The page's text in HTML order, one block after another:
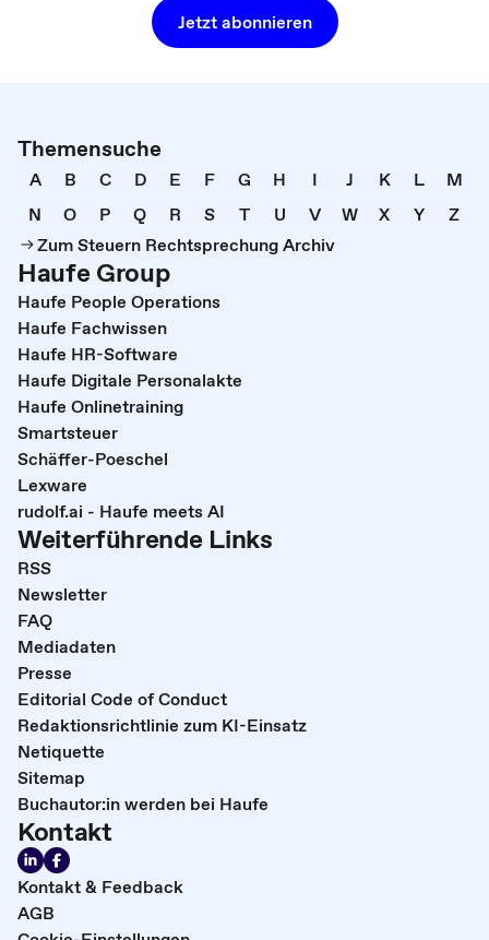
Jetzt abonnieren
Themensuche
A B C D E F G H I J K L
M
N
O P Q R S T U V W X Y
Z
Zum Steuern Rechtsprechung Archiv
Haufe Group
Haufe People Operations
Haufe Fachwissen
Haufe HR-Software
Haufe Digitale Personalakte
Haufe Onlinetraining
Smartsteuer
Schäffer-Poeschel
Lexware
rudolf.ai - Haufe meets AI
Weiterführende Links
RSS
Newsletter
FAQ
Mediadaten
Presse
Editorial Code of Conduct
Redaktionsrichtlinie zum KI-Einsatz
Netiquette
Sitemap
Buchautor:in werden bei Haufe
Kontakt
Kontakt & Feedback
AGB